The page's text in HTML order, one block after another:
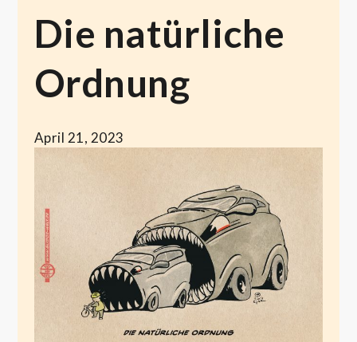
Die natürliche
Ordnung
April 21, 2023